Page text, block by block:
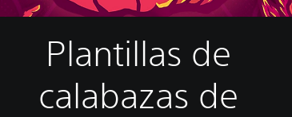
Plantillas de
calabazas de